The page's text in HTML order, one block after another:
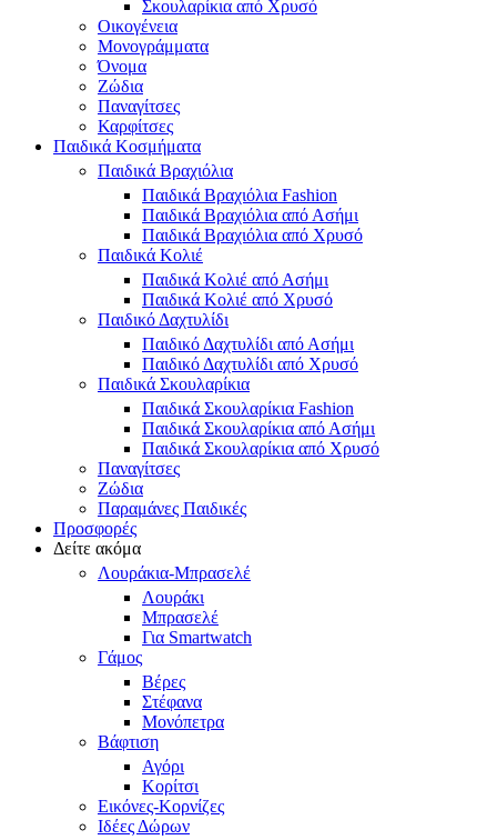
Σκουλαρίκια από Χρυσό
Οικογένεια
Μονογράμματα
Όνομα
Ζώδια
Παναγίτσες
Καρφίτσες
Παιδικά Κοσμήματα
Παιδικά Βραχιόλια
Παιδικά Βραχιόλια Fashion
Παιδικά Βραχιόλια από Ασήμι
Παιδικά Βραχιόλια από Χρυσό
Παιδικά Κολιέ
Παιδικά Κολιέ από Ασήμι
Παιδικά Κολιέ από Χρυσό
Παιδικό Δαχτυλίδι
Παιδικό Δαχτυλίδι από Ασήμι
Παιδικό Δαχτυλίδι από Χρυσό
Παιδικά Σκουλαρίκια
Παιδικά Σκουλαρίκια Fashion
Παιδικά Σκουλαρίκια από Ασήμι
Παιδικά Σκουλαρίκια από Χρυσό
Παναγίτσες
Ζώδια
Παραμάνες Παιδικές
Προσφορές
Δείτε ακόμα
Λουράκια-Μπρασελέ
Λουράκι
Μπρασελέ
Για Smartwatch
Γάμος
Βέρες
Στέφανα
Μονόπετρα
Βάφτιση
Αγόρι
Κορίτσι
Εικόνες-Κορνίζες
Ιδέες Δώρων